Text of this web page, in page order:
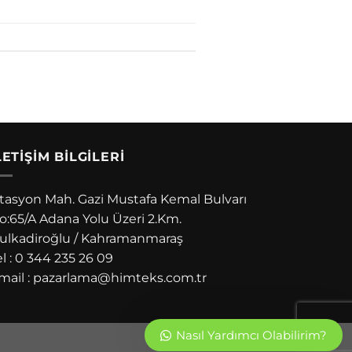
BILGILERI
Mah. Gazi Mustafa Kemal Bulvarı
A Adana Yolu Üzeri 2.Km.
/ Kahramanmaraş
: 0 344 235 26 09
: pazarlama@himteks.com.tr
Nasıl Yardımcı Olabilirim?